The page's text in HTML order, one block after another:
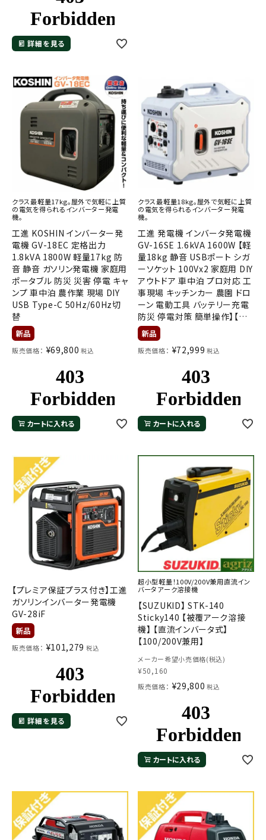
詳細を見る
クラス最軽量17kg。屋外で気軽に上質
の電気を得られるインバーター発電
機。
工進 KOSHIN インバーター発
電機 GV-18EC 定格出力
1.8kVA 1800W 軽量17kg 防
音 静音 ガソリン発電機 家庭用
ポータブル 防災 災害 停電 キャ
ンプ 車中泊 農作業 現場 DIY
USB Type-C 50Hz/60Hz切
替
販売価格： ¥69,800 税込
カートに入れる
クラス最軽量18kg。屋外で気軽に上質
の電気を得られるインバーター発電
機。
工進 発電機 インバータ発電機
GV-16SE 1.6kVA 1600W 【軽
量18kg 静音 USBポート シガ
ーソケット 100Vx2 家庭用 DIY
アウトドア 車中泊 プロ対応 工
事現場 キッチンカー 農園 ドロ
ーン 電動工具 バッテリー充電
防災 停電対策 簡単操作】【工
進認定ショップ】
販売価格： ¥72,999 税込
カートに入れる
【プレミア保証プラス付き】工進
ガソリンインバーター発電機
GV-28iF
販売価格： ¥101,279 税込
詳細を見る
超小型軽量！100V/200V兼用直流イン
バータアーク溶接機
【SUZUKID】 STK-140
Sticky140 【被覆アーク溶接
機】 【直流インバータ式】
【100/200V兼用】
メーカー希望小売価格(税込)
¥50,160
販売価格： ¥29,800 税込
カートに入れる